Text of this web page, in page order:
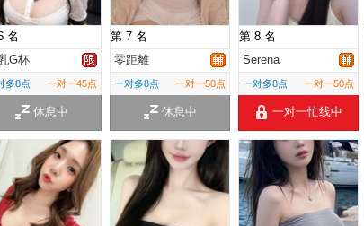
名
G杯
多8点 一对一45点
休息中
第 7 名
零距離
一对多8点 一对一50点
休息中
第 8 名
Serena
一对多8点 一对一50点
一对一忙线中